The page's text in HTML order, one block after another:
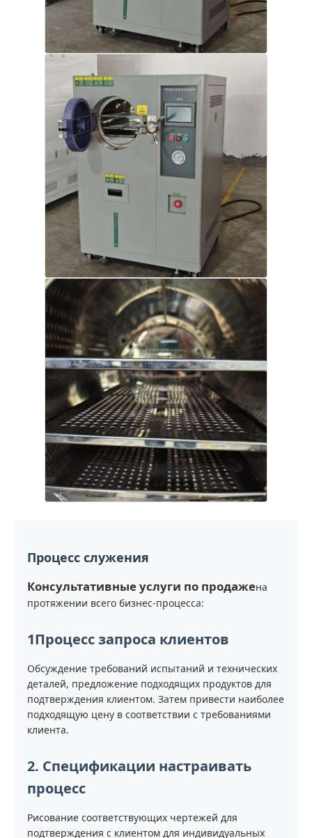
Процесс служения
Консультативные услуги по продажена
протяжении всего бизнес-процесса:
1Процесс запроса клиентов
Обсуждение требований испытаний и технических
деталей, предложение подходящих продуктов для
подтверждения клиентом. Затем привести наиболее
подходящую цену в соответствии с требованиями
клиента.
2. Спецификации настраивать
процесс
Рисование соответствующих чертежей для
подтверждения с клиентом для индивидуальных